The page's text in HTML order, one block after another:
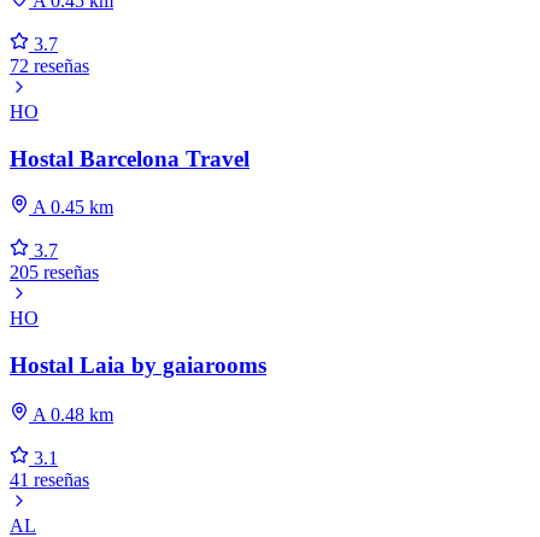
3.7
72 reseñas
HO
Hostal Barcelona Travel
A 0.45 km
3.7
205 reseñas
HO
Hostal Laia by gaiarooms
A 0.48 km
3.1
41 reseñas
AL